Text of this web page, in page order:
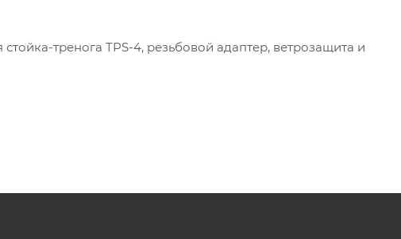
тренога TPS-4, резьбовой адаптер, ветрозащита и